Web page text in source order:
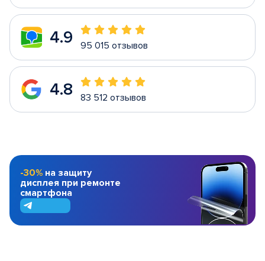
4.9 95 015 отзывов
4.8 83 512 отзывов
-30% на защиту
дисплея при ремонте
смартфона